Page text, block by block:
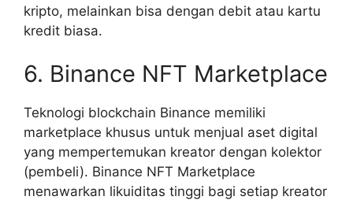
kripto, melainkan bisa dengan debit atau kartu
kredit biasa.
6. Binance NFT Marketplace
Teknologi blockchain Binance memiliki
marketplace khusus untuk menjual aset digital
yang mempertemukan kreator dengan kolektor
(pembeli). Binance NFT Marketplace
menawarkan likuiditas tinggi bagi setiap kreator